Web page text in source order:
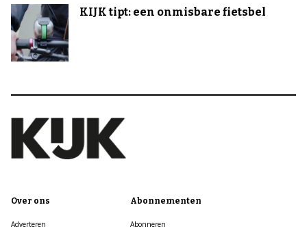
KIJK tipt: een onmisbare fietsbel
Over ons
Adverteren
Abonnementen
Abonneren